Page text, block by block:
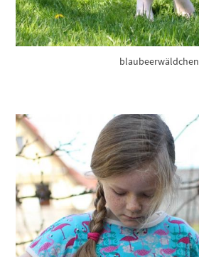
blaubeerwäldchen